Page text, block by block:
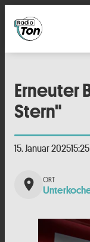
Erneuter
Stern"
15. Januar 202515:25
place